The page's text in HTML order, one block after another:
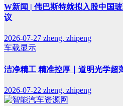
W新闻 | 伟巴斯特就拟入股中国
议
2026-07-27 zheng, zhipeng
车载显示
洁净精工 精准控厚｜道明光学超
2026-07-22 zheng, zhipeng